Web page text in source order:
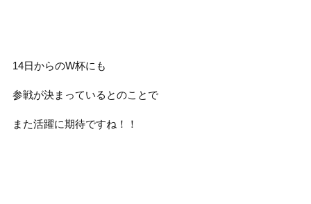
14日からのW杯にも
参戦が決まっているとのことで
また活躍に期待ですね！！